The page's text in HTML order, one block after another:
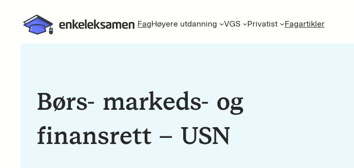
FagHøyere utdanning VGS Privatist Fagartikler
Børs- markeds- og
finansrett – USN